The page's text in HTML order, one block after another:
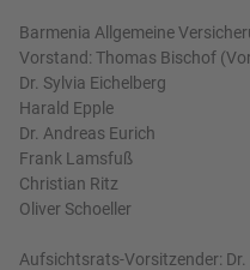
Barmenia Allgemeine
Vorstand: Thomas Bischof
Dr. Sylvia Eichelberg
Harald Epple
Dr. Andreas Eurich
Frank Lamsfuß
Christian Ritz
Oliver Schoeller
Aufsichtsrats-Vorsitzender: